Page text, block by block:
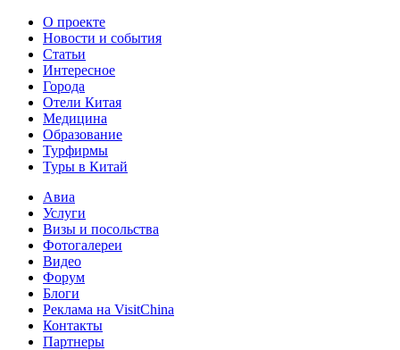
О проекте
Новости и события
Статьи
Интересное
Города
Отели Китая
Медицина
Образование
Турфирмы
Туры в Китай
Авиа
Услуги
Визы и посольства
Фотогалереи
Видео
Форум
Блоги
Реклама на VisitChina
Контакты
Партнеры